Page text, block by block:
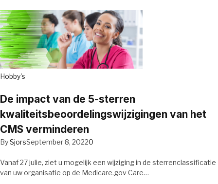
Hobby's
De impact van de 5-sterren
kwaliteitsbeoordelingswijzigingen van het
CMS verminderen
BySjorsSeptember 8, 20220
Vanaf 27 julie, ziet u mogelijk een wijziging in de sterrenclassificatie
van uw organisatie op de Medicare.gov Care…